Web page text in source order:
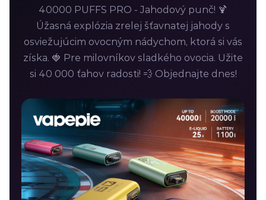
40000 PUFFS PRO - Jahodový punč! 🍹
Úžasná explózia zrelej šťavnatej jahody s
osviežujúcim ovocným nádychom, ktorá si vás
získa. 🍓 Pre milovníkov sladkého ovocia. Užite
si 40 000 ťahov radosti! 💨 Objednajte dnes!